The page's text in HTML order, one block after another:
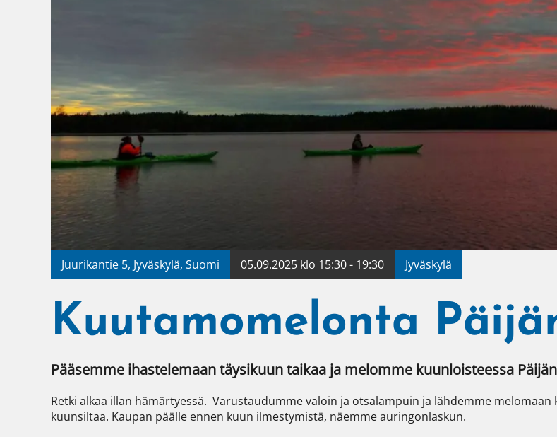
Juurikantie 5, Jyväskylä, Suomi 05.09.2025 klo 15:30 - 19:30 Jyväskylä
Kuutamomelonta
Pääsemme ihastelemaan täysikuun taikaa ja melomme kuunloisteessa
Retki alkaa illan hämärtyessä.  Varustaudumme valoin ja otsalampuin ja lähdemme melomaan
kuunsiltaa. Kaupan päälle ennen kuun ilmestymistä, näemme auringonlaskun.